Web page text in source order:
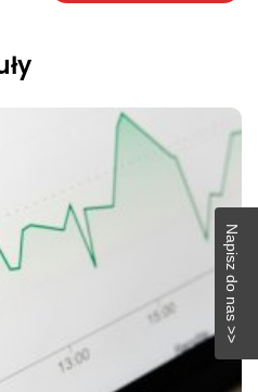
Napisz do nas >>